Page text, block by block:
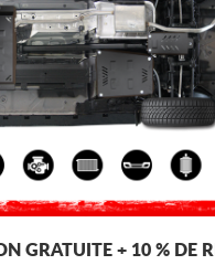
ALUMINIUM
(2021-2026)
Code d'article:
GRATUITE + 10 % DE